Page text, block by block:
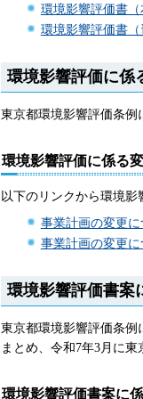
環境影響評価書（
環境影響評価書（
環境影響評価に係
東京都環境影響評価条例
環境影響評価に係る
以下のリンクから環境影
事業計画の変更
事業計画の変更に
環境影響評価書案
東京都環境影響評価条例
まとめ、令和7年3月に東
環境影響評価書案に